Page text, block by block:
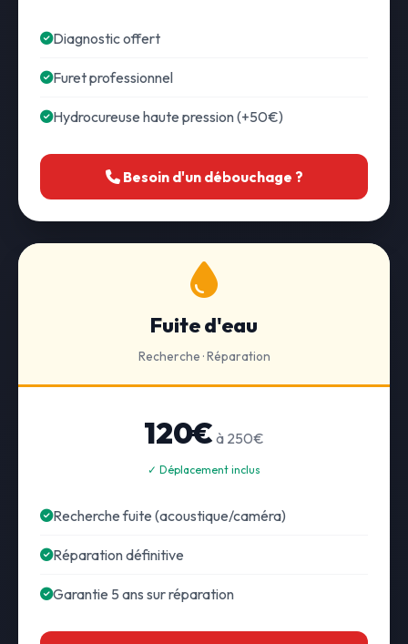
Diagnostic offert
Furet professionnel
Hydrocureuse haute pression (+50€)
Besoin d'un débouchage ?
Fuite d'eau
Recherche · Réparation
120€ à 250€
✓ Déplacement inclus
Recherche fuite (acoustique/caméra)
Réparation définitive
Garantie 5 ans sur réparation